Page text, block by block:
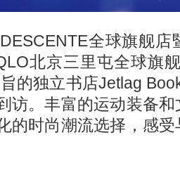
全球旗舰店
北京三里屯全球旗
的独立书店Jetlag
访。丰富的运动装备
的时尚潮流选择，感